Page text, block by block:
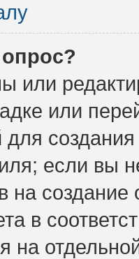
или
или
если вы
на
в
на